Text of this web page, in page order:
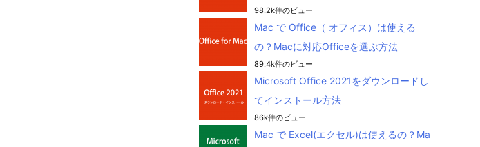
98.2k件のビュー
Mac で Office（ オフィス）は使える
の？Macに対応Officeを選ぶ方法
89.4k件のビュー
Microsoft Office 2021をダウンロードし
てインストール方法
86k件のビュー
Mac で Excel(エクセル)は使えるの？Ma